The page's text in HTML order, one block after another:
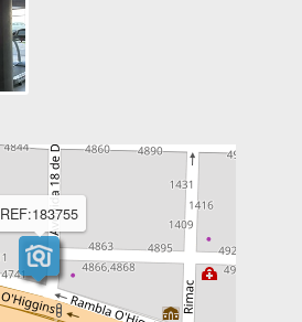
REF:183755